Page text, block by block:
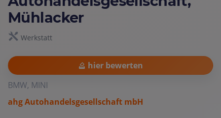
Mühlacker
Werkstatt
hier bewerten
BMW, MINI
ahg Autohandelsgesellschaft mbH